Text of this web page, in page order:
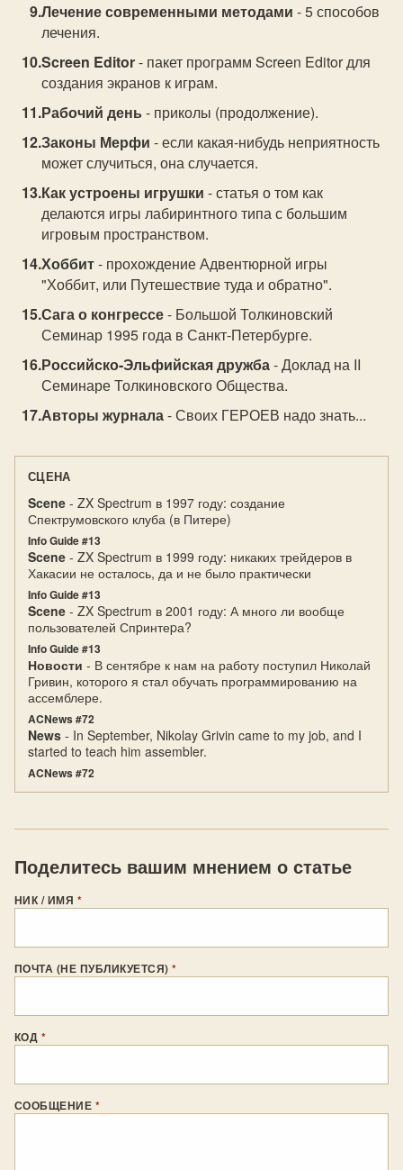
Лечение современными методами - 5 способов
лечения.
Screen Editor- пакет программ Screen Editor для
создания экранов к играм.
Рабочий день - приколы (продолжение).
Законы Мерфи - если какая-нибудь неприятность
может случиться, она случается.
Как устроены игрушки - статья о том как
делаются игры лабиринтного типа с большим
игровым пространством.
Хоббит- прохождение Адвентюрной игры
"Хоббит, или Путешествие туда и обратно".
Сага о конгрессе- Большой Толкиновский
Семинар 1995 года в Санкт-Петербурге.
Российско-Эльфийская дружба- Доклад на II
Семинаре Толкиновского Общества.
Авторы журнала- Своих ГЕРОЕВ надо знать...
СЦЕНА
Scene - ZX Spectrum в 1997 году: создание
Спектрумовского клуба (в Питере)
Info Guide #13
Scene - ZX Spectrum в 1999 году: никаких трейдеров в
Хакасии не осталось, да и не было практически
Info Guide #13
Scene - ZX Spectrum в 2001 году: А много ли вообще
пользователей Спpинтеpа?
Info Guide #13
Новости - В сентябре к нам на работу поступил Николай
Гривин, которого я стал обучать программированию на
ассемблере.
ACNews #72
News - In September, Nikolay Grivin came to my job, and I
started to teach him assembler.
ACNews #72
Поделитесь вашим мнением о статье
НИК / ИМЯ *
ПОЧТА (НЕ ПУБЛИКУЕТСЯ)*
КОД *
СООБЩЕНИЕ *